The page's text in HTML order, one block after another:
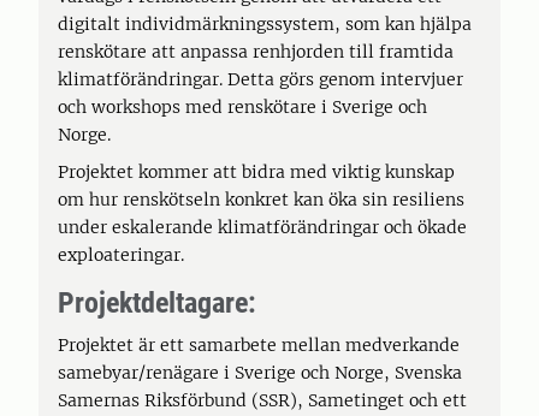
digitalt individmärkningssystem, som kan hjälpa
renskötare att anpassa renhjorden till framtida
klimatförändringar. Detta görs genom intervjuer
och workshops med renskötare i Sverige och
Norge.
Projektet kommer att bidra med viktig kunskap
om hur renskötseln konkret kan öka sin resiliens
under eskalerande klimatförändringar och ökade
exploateringar.
Projektdeltagare:
Projektet är ett samarbete mellan medverkande
samebyar/renägare i Sverige och Norge, Svenska
Samernas Riksförbund (SSR), Sametinget och ett